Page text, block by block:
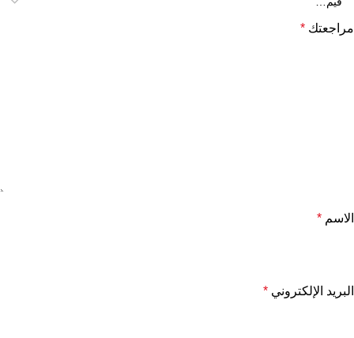
مراجعتك *
الاسم *
البريد الإلكتروني *